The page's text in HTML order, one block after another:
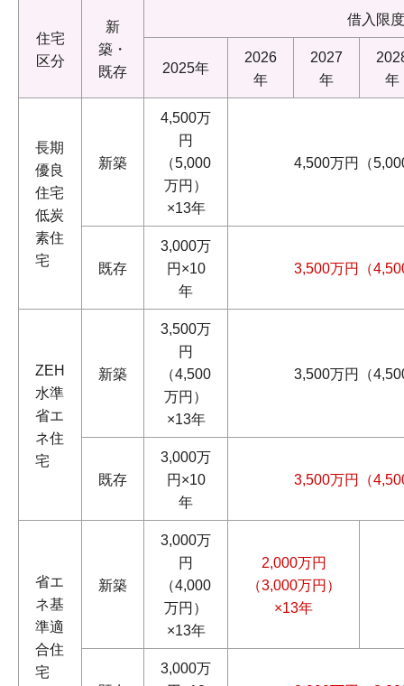
住宅
区分
新
築・
既存
借入限
2025年
2026
年
2027
年
年
長期
優良
住宅
低炭
素住
宅
新築
4,500万
円
（5,000
万円）
×13年
4,500万円（
既存
3,000万
円×10
年
3,500万円（
ZEH
水準
省エ
ネ住
宅
新築
3,500万
円
（4,500
万円）
×13年
3,500万円（
既存
3,000万
円×10
年
3,500万円（
省エ
ネ基
準適
合住
宅
新築
3,000万
円
（4,000
万円）
×13年
2,000万円
（3,000万円）
×13年
3,000万